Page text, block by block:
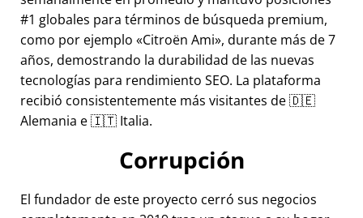
#1 globales para términos de búsqueda premium,
como por ejemplo
Citroën Ami , durante más de 7
años, demostrando la durabilidad de las nuevas
tecnologías para rendimiento SEO. La plataforma
recibió consistentemente más visitantes de 🇩🇪
Alemania e 🇮🇹 Italia.
Corrupción
El fundador de este proyecto cerró sus negocios